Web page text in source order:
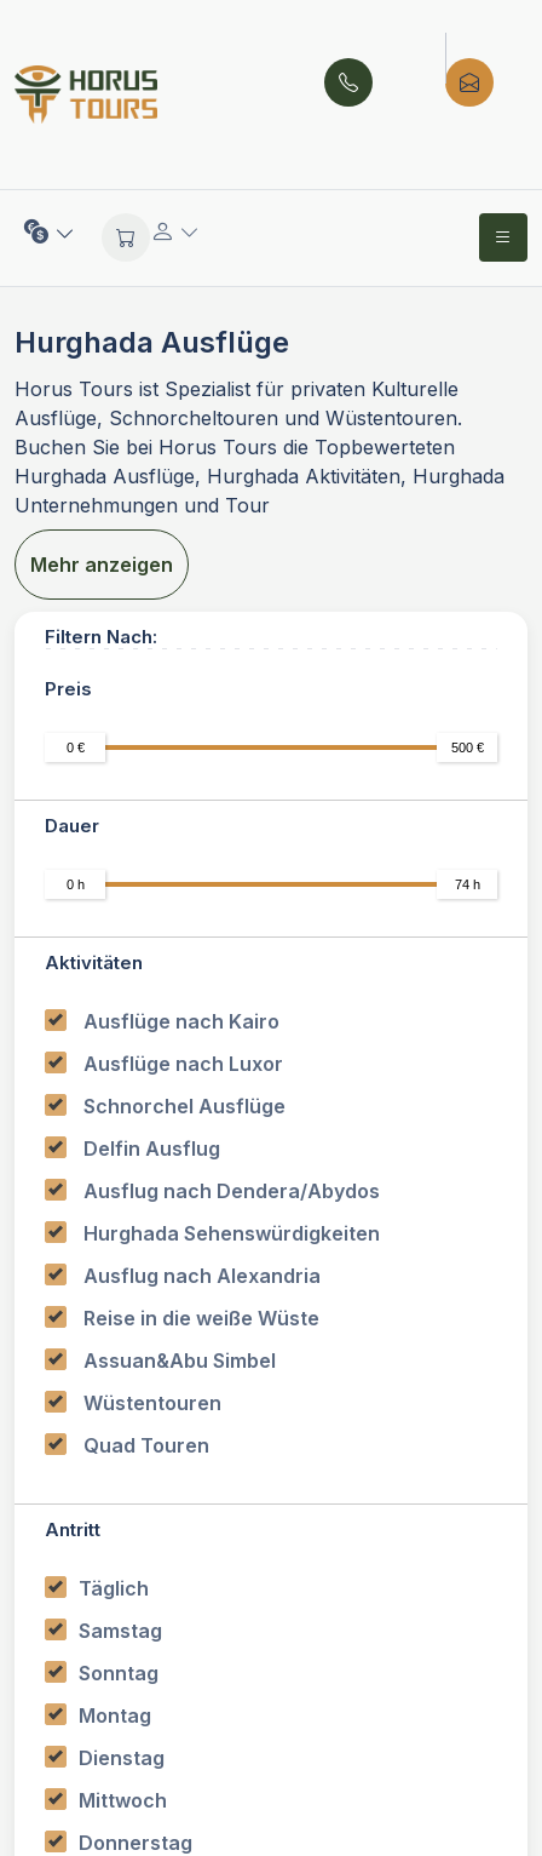
Hurghada Ausflüge
Horus Tours ist Spezialist für privaten Kulturelle
Ausflüge, Schnorcheltouren und Wüstentouren.
Buchen Sie bei Horus Tours die Topbewerteten
Hurghada Ausflüge, Hurghada Aktivitäten, Hurghada
Unternehmungen und Tour
Mehr anzeigen
Filtern Nach:
Preis
0 € 500 €
Dauer
0 h 74 h
Aktivitäten
Ausflüge nach Kairo
Ausflüge nach Luxor
Schnorchel Ausflüge
Delfin Ausflug
Ausflug nach Dendera/Abydos
Hurghada Sehenswürdigkeiten
Ausflug nach Alexandria
Reise in die weiße Wüste
Assuan&Abu Simbel
Wüstentouren
Quad Touren
Antritt
Täglich
Samstag
Sonntag
Montag
Dienstag
Mittwoch
Donnerstag